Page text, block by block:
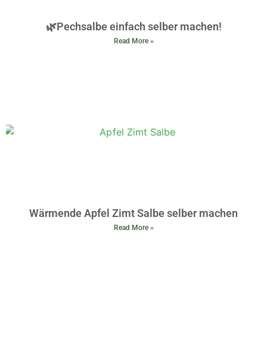
🌿Pechsalbe einfach selber machen!
Read More »
Wärmende Apfel Zimt Salbe selber machen
Read More »